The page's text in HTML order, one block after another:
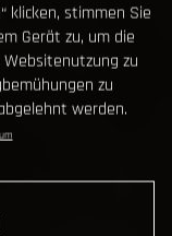
klicken, stimmen Sie
Gerät zu, um die
zu
zu
werden.